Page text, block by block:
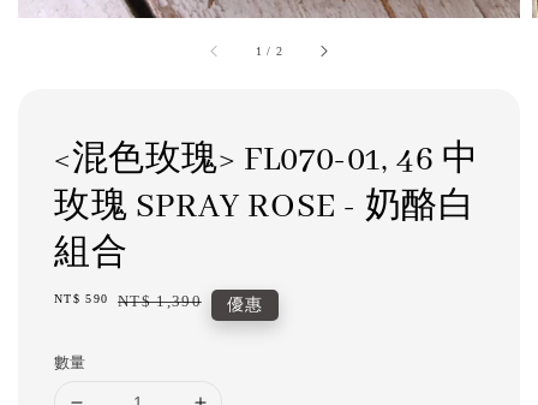
1 / 2
<混色玫瑰> FL070-01, 46 中
玫瑰 SPRAY ROSE - 奶酪白
組合
Sale
NT$ 590
Regular
NT$ 1,390 優惠
數量